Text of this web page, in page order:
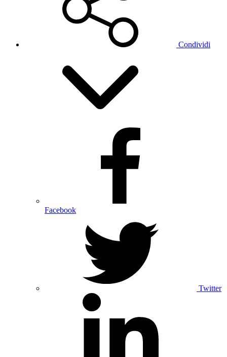
Condividi
Facebook
Twitter